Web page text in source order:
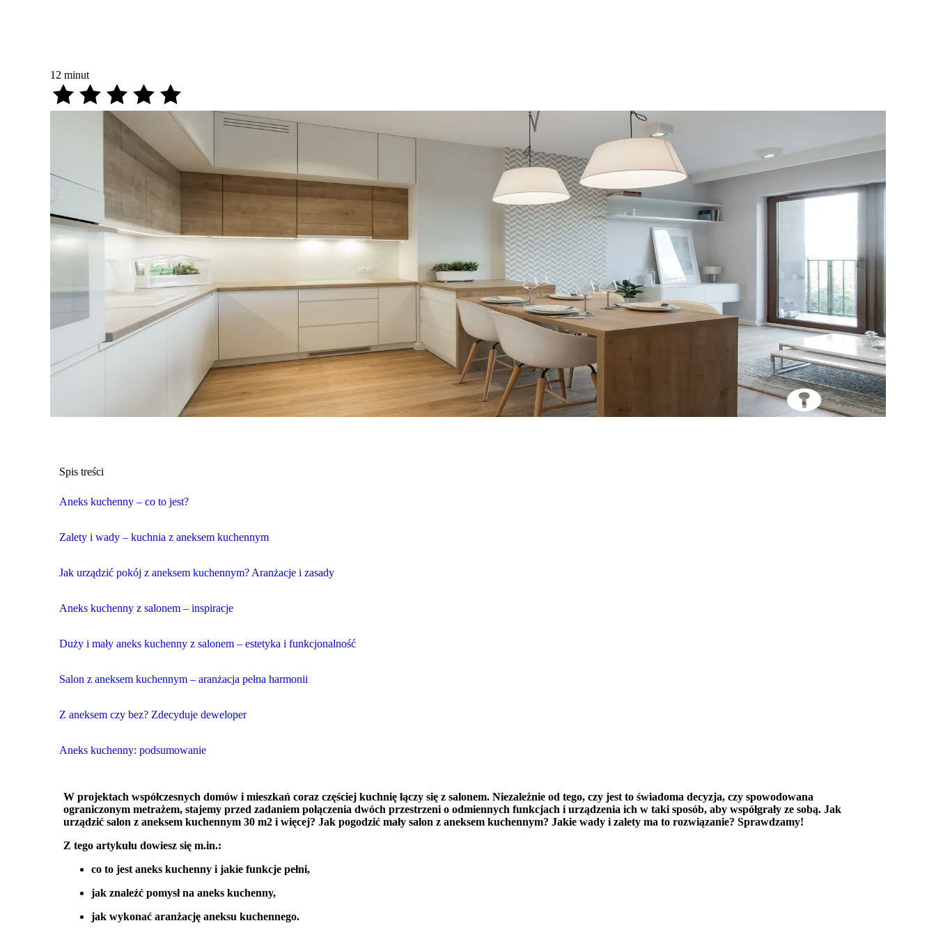
12 minut
Spis treści
Aneks kuchenny – co to jest?
Zalety i wady – kuchnia z aneksem kuchennym
Jak urządzić pokój z aneksem kuchennym? Aranżacje i zasady
Aneks kuchenny z salonem – inspiracje
Duży i mały aneks kuchenny z salonem – estetyka i funkcjonalność
Salon z aneksem kuchennym – aranżacja pełna harmonii
Z aneksem czy bez? Zdecyduje deweloper
Aneks kuchenny: podsumowanie
W projektach współczesnych domów i mieszkań coraz częściej kuchnię łączy się z salonem. Niezależnie od tego, czy jest to świadoma decyzja, czy spowodowana
ograniczonym metrażem, stajemy przed zadaniem połączenia dwóch przestrzeni o odmiennych funkcjach i urządzenia ich w taki sposób, aby współgrały ze sobą. Jak
urządzić salon z aneksem kuchennym 30 m2 i więcej? Jak pogodzić mały salon z aneksem kuchennym? Jakie wady i zalety ma to rozwiązanie? Sprawdzamy!
Z tego artykułu dowiesz się m.in.:
co to jest aneks kuchenny i jakie funkcje pełni,
jak znaleźć pomysł na aneks kuchenny,
jak wykonać aranżację aneksu kuchennego.